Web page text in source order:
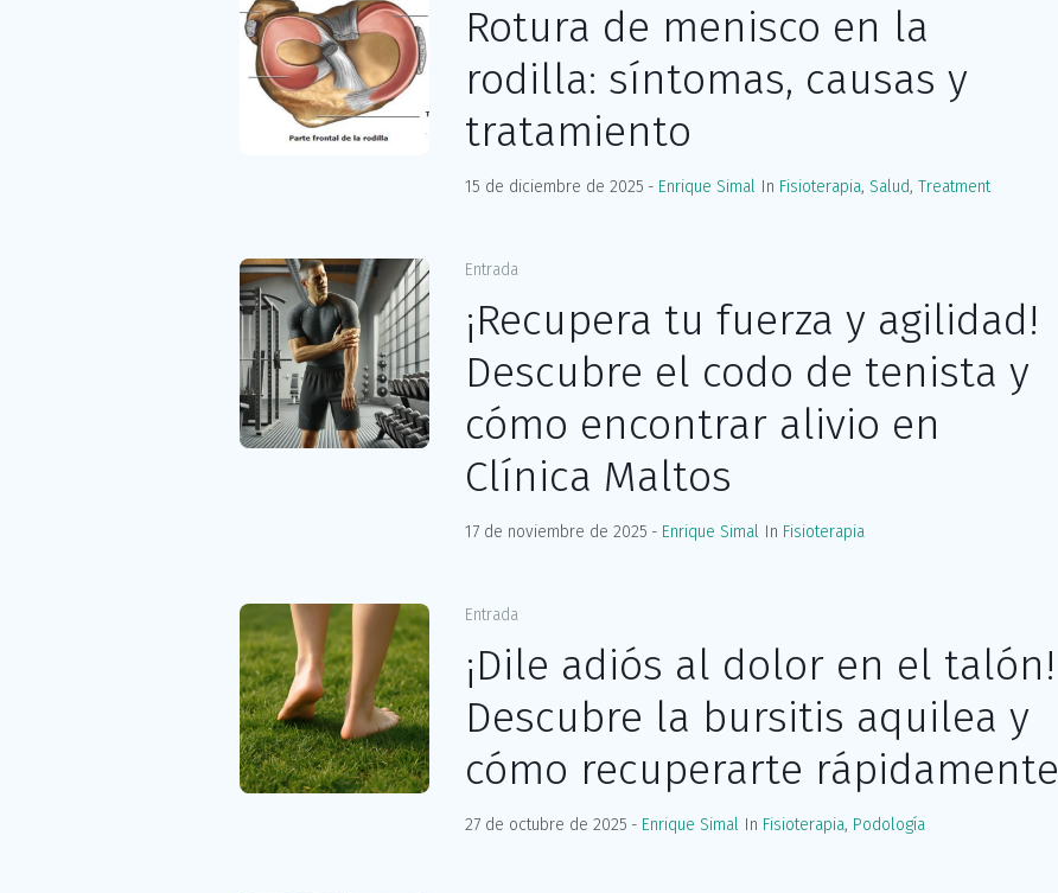
Rotura de menisco en la
rodilla: síntomas, causas y
tratamiento
15 de diciembre de 2025 Enrique Simal In Fisioterapia, Salud, Treatment
Entrada
¡Recupera tu fuerza y agilidad!
Descubre el codo de tenista y
cómo encontrar alivio en
Clínica Maltos
17 de noviembre de 2025 Enrique Simal In Fisioterapia
Entrada
¡Dile adiós al dolor en el talón!
Descubre la bursitis aquilea y
cómo recuperarte rápidamente
27 de octubre de 2025 Enrique Simal In Fisioterapia, Podología